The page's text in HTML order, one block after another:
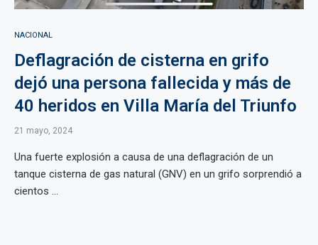
NACIONAL
Deflagración de cisterna en grifo
dejó una persona fallecida y más de
40 heridos en Villa María del Triunfo
21 mayo, 2024
Una fuerte explosión a causa de una deflagración de un
tanque cisterna de gas natural (GNV) en un grifo sorprendió a
cientos ...